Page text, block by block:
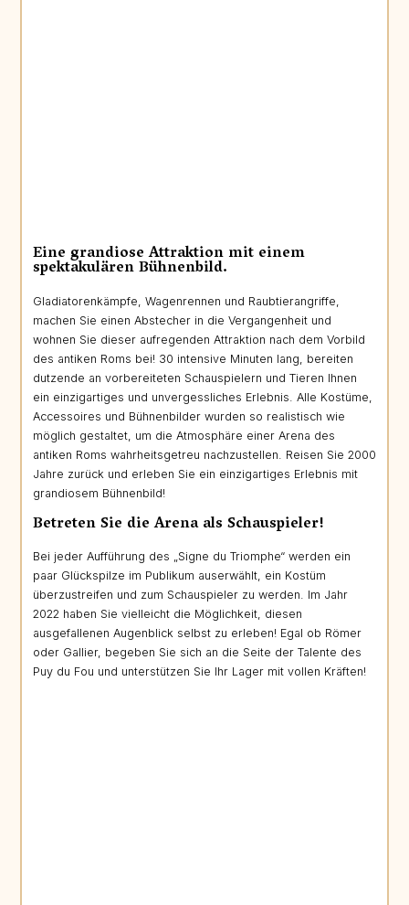
Eine grandiose Attraktion mit einem
spektakulären Bühnenbild.
Gladiatorenkämpfe, Wagenrennen und Raubtierangriffe,
machen Sie einen Abstecher in die Vergangenheit und
wohnen Sie dieser aufregenden Attraktion nach dem Vorbild
des antiken Roms bei! 30 intensive Minuten lang, bereiten
dutzende an vorbereiteten Schauspielern und Tieren Ihnen
ein einzigartiges und unvergessliches Erlebnis. Alle Kostüme,
Accessoires und Bühnenbilder wurden so realistisch wie
möglich gestaltet, um die Atmosphäre einer Arena des
antiken Roms wahrheitsgetreu nachzustellen. Reisen Sie 2000
Jahre zurück und erleben Sie ein einzigartiges Erlebnis mit
grandiosem Bühnenbild!
Betreten Sie die Arena als Schauspieler!
Bei jeder Aufführung des „Signe du Triomphe“ werden ein
paar Glückspilze im Publikum auserwählt, ein Kostüm
überzustreifen und zum Schauspieler zu werden. Im Jahr
2022 haben Sie vielleicht die Möglichkeit, diesen
ausgefallenen Augenblick selbst zu erleben! Egal ob Römer
oder Gallier, begeben Sie sich an die Seite der Talente des
Puy du Fou und unterstützen Sie Ihr Lager mit vollen Kräften!